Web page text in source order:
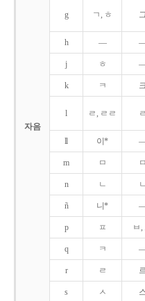
자음
g ㄱ, ㅎ
h ―
j ㅎ
k ㅋ
l ㄹ, ㄹㄹ ㄹ
ll 이*
m ㅁ ㅁ
n ㄴ ㄴ
ñ 니*
p ㅍ ㅂ,
q ㅋ
r ㄹ
s ㅅ